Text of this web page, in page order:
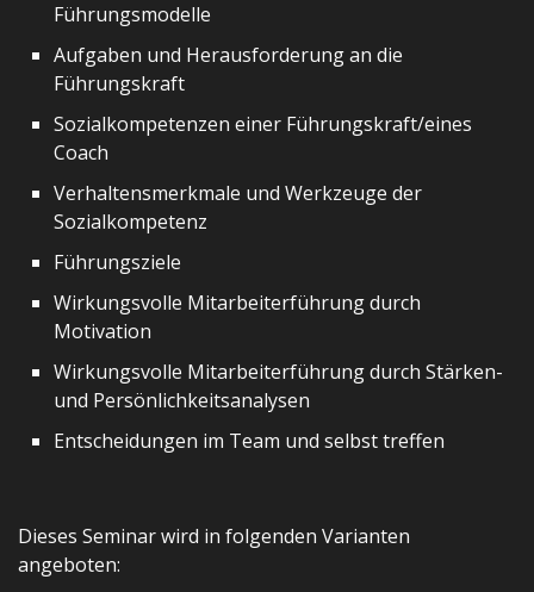
Führungsmodelle
Aufgaben und Herausforderung an die
Führungskraft
Sozialkompetenzen einer Führungskraft/eines
Coach
Verhaltensmerkmale und Werkzeuge der
Sozialkompetenz
Führungsziele
Wirkungsvolle Mitarbeiterführung durch
Motivation
Wirkungsvolle Mitarbeiterführung durch Stärken-
und Persönlichkeitsanalysen
Entscheidungen im Team und selbst treffen
Dieses Seminar wird in folgenden Varianten
angeboten: